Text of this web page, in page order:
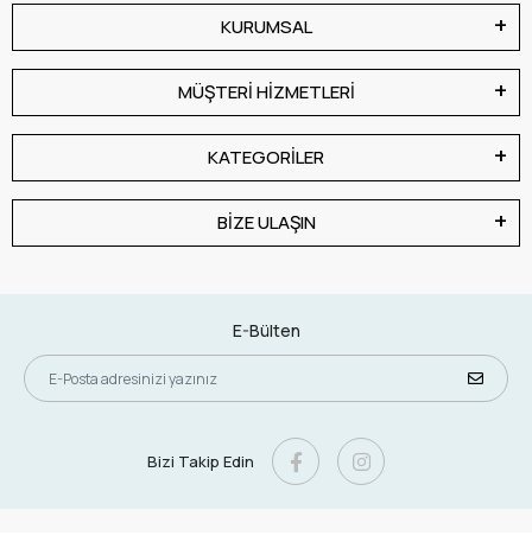
KURUMSAL
MÜŞTERİ HİZMETLERİ
KATEGORİLER
BİZE ULAŞIN
E-Bülten
Bizi Takip Edin